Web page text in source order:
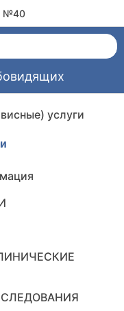
№40
услуги